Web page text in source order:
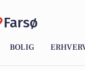
Farsø
BOLIG